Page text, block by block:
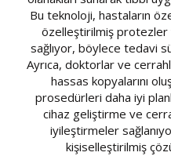
Bu teknoloji, hastaların
özelleştirilmiş protezler
sağlıyor, böylece tedavi
Ayrıca, doktorlar ve
hassas kopyalarını
prosedürleri daha iyi
cihaz geliştirme ve
iyileştirmeler
kişiselleştirilmiş